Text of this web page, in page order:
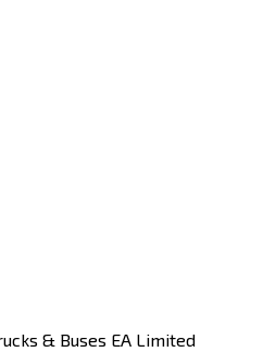
& Buses EA Limited